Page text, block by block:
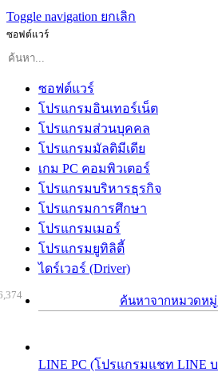
Toggle navigation ยกเลิก
ซอฟต์แวร์
ซอฟต์แวร์
โปรแกรมอินเทอร์เน็ต
โปรแกรมส่วนบุคคล
โปรแกรมมัลติมีเดีย
เกม PC คอมพิวเตอร์
โปรแกรมบริหารธุรกิจ
โปรแกรมการศึกษา
โปรแกรมเมอร์
โปรแกรมยูทิลิตี้
ไดร์เวอร์ (Driver)
ค้นหาจากหมวดห
LINE PC (โปรแกรมแชท LINE